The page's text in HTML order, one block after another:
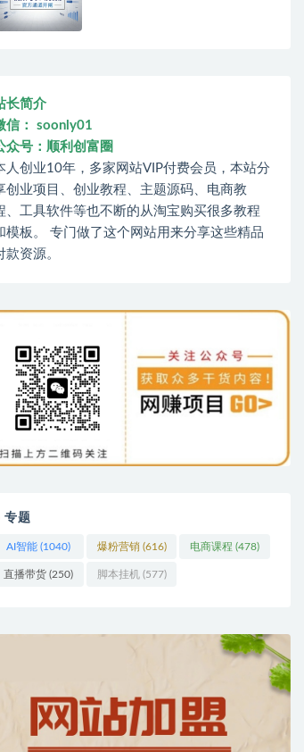
长简介
信： soonly01
众号：顺利创富圈
人创业10年，多家网站VIP付费会员，本站分
创业项目、创业教程、主题源码、电商教
、工具软件等也不断的从淘宝购买很多教程
模板。 专门做了这个网站用来分享这些精品
款资源。
专题
AI智能 (1040) 爆粉营销(616) 电商课程 (478)
直播带货 (250) 脚本挂机(577)